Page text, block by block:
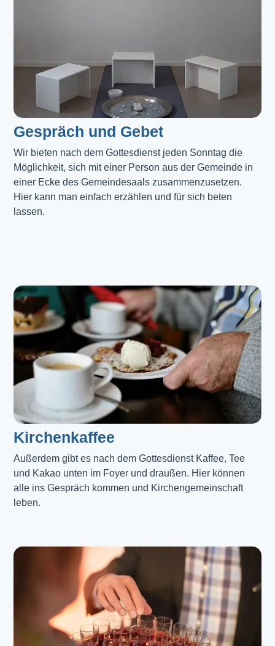
Gespräch und Gebet
Wir bieten nach dem Gottesdienst jeden Sonntag die
Möglichkeit, sich mit einer Person aus der Gemeinde in
einer Ecke des Gemeindesaals zusammenzusetzen.
Hier kann man einfach erzählen und für sich beten
lassen.
Kirchenkaffee
Außerdem gibt es nach dem Gottesdienst Kaffee, Tee
und Kakao unten im Foyer und draußen. Hier können
alle ins Gespräch kommen und Kirchengemeinschaft
leben.